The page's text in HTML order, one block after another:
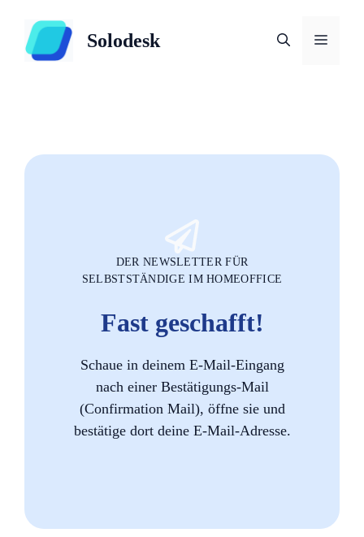
Inhalt
springen
Solodesk Menü
DER NEWSLETTER FÜR
SELBSTSTÄNDIGE IM HOMEOFFICE
Fast geschafft!
Schaue in deinem E-Mail-Eingang
nach einer Bestätigungs-Mail
(Confirmation Mail), öffne sie und
bestätige dort deine E-Mail-Adresse.